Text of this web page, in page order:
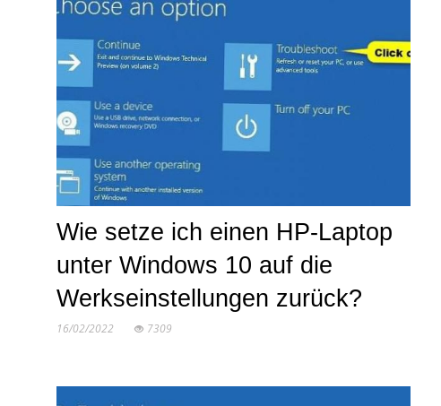
Wie setze ich einen HP-Laptop
unter Windows 10 auf die
Werkseinstellungen zurück?
16/02/2022 7309